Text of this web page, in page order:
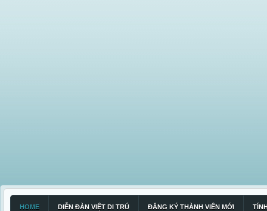
HOME DIỄN ĐÀN VIỆT DI TRÚ ĐĂNG KÝ THÀNH VIÊN MỚI